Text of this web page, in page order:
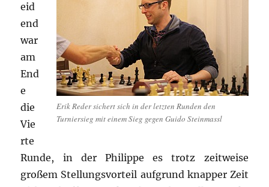
Erik Reder sichert sich in der letzten Runden den
Turniersieg mit einem Sieg gegen Guido Steinmassl
eid
end
war
am
End
e
die
Vie
rte
Runde, in der Philippe es trotz zeitweise
großem Stellungsvorteil aufgrund knapper Zeit